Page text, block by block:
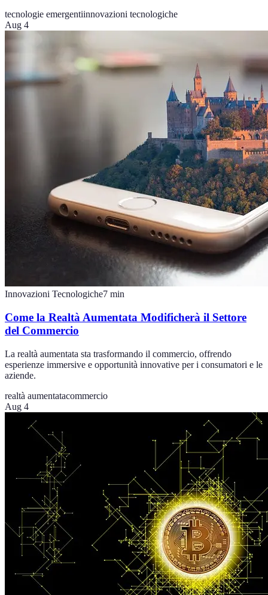
tecnologie emergentiinnovazioni tecnologiche
Aug 4
Innovazioni Tecnologiche7 min
Come la Realtà Aumentata Modificherà il Settore
del Commercio
La realtà aumentata sta trasformando il commercio, offrendo
esperienze immersive e opportunità innovative per i consumatori e le
aziende.
realtà aumentatacommercio
Aug 4